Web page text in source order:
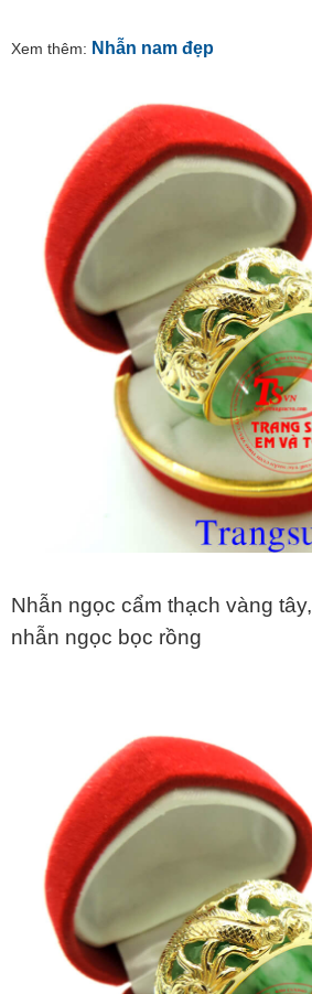
Xem thêm: Nhẫn nam đẹp
Nhẫn ngọc cẩm thạch vàng tây,
nhẫn ngọc bọc rồng